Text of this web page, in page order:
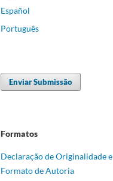
Español
Português
Enviar Submissão
Formatos
Declaração de Originalidade e
Formato de Autoria